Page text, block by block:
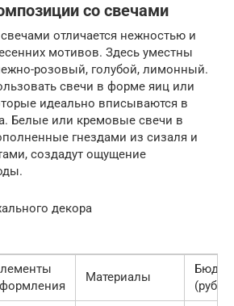
со свечами
отличается нежностью и
мотивов. Здесь уместны
розовый, голубой, лимонный.
свечи в форме яиц или
идеально вписываются в
Белые или кремовые свечи в
гнездами из сизаля и
создадут ощущение
декора
Материалы
(руб)